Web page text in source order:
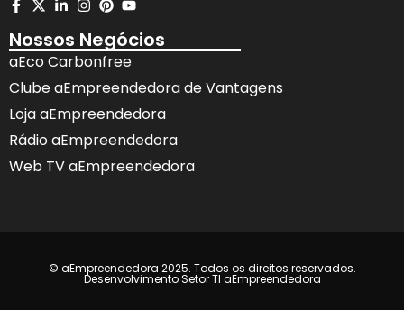
Nossos Negócios
aEco Carbonfree
Clube aEmpreendedora de Vantagens
Loja aEmpreendedora
Rádio aEmpreendedora
Web TV aEmpreendedora
© aEmpreendedora 2025. Todos os direitos reservados.
Desenvolvimento Setor TI aEmpreendedora